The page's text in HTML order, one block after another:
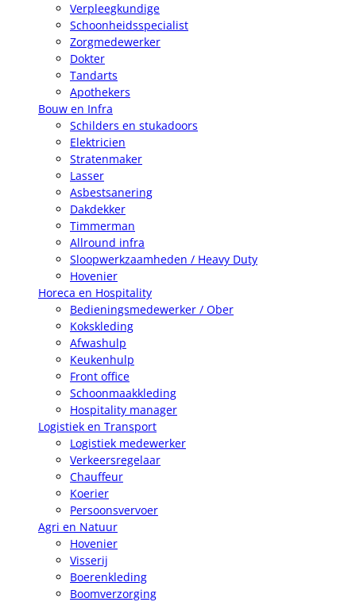
Verpleegkundige
Schoonheidsspecialist
Zorgmedewerker
Dokter
Tandarts
Apothekers
Bouw en Infra
Schilders en stukadoors
Elektricien
Stratenmaker
Lasser
Asbestsanering
Dakdekker
Timmerman
Allround infra
Sloopwerkzaamheden / Heavy Duty
Hovenier
Horeca en Hospitality
Bedieningsmedewerker / Ober
Kokskleding
Afwashulp
Keukenhulp
Front office
Schoonmaakkleding
Hospitality manager
Logistiek en Transport
Logistiek medewerker
Verkeersregelaar
Chauffeur
Koerier
Persoonsvervoer
Agri en Natuur
Hovenier
Visserij
Boerenkleding
Boomverzorging